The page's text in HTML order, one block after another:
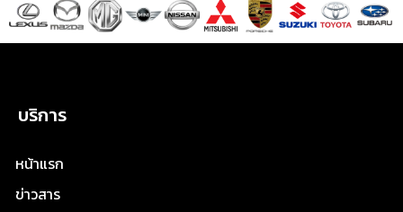
บริการ
หน้าแรก
ข่าวสาร